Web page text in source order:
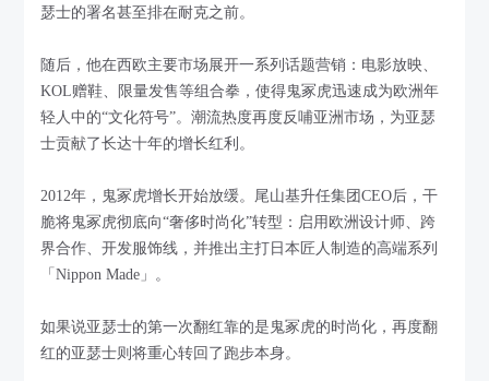
瑟士的署名甚至排在耐克之前。
随后，他在西欧主要市场展开一系列话题营销：电影放映、
KOL赠鞋、限量发售等组合拳，使得鬼冢虎迅速成为欧洲年
轻人中的“文化符号”。潮流热度再度反哺亚洲市场，为亚瑟
士贡献了长达十年的增长红利。
2012年，鬼冢虎增长开始放缓。尾山基升任集团CEO后，干
脆将鬼冢虎彻底向“奢侈时尚化”转型：启用欧洲设计师、跨
界合作、开发服饰线，并推出主打日本匠人制造的高端系列
「Nippon Made」。
如果说亚瑟士的第一次翻红靠的是鬼冢虎的时尚化，再度翻
红的亚瑟士则将重心转回了跑步本身。